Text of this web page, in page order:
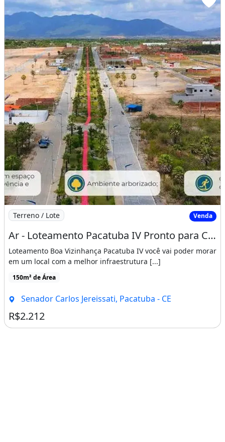
Imagem: Ar - Loteamento Pacatuba IV Pronto para
Terreno / Lote Venda
Ar - Loteamento Pacatuba IV Pronto para Construir
Loteamento Boa Vizinhança Pacatuba IV você vai poder morar
em um local com a melhor infraestrutura [...]
150m² de Área
Senador Carlos Jereissati, Pacatuba - CE
R$2.212